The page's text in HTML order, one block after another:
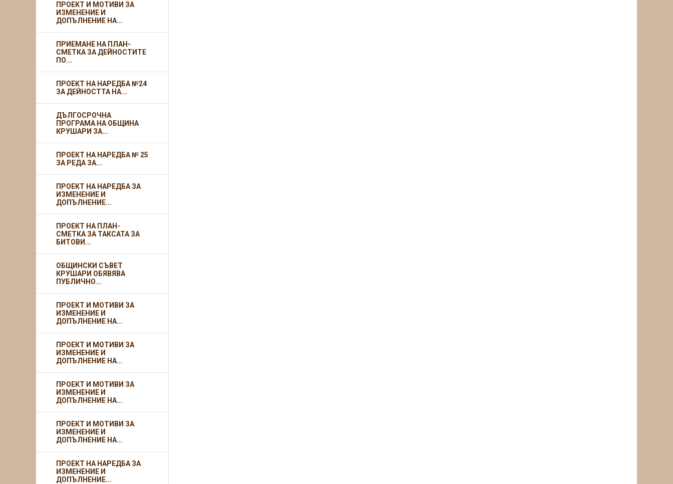
ПРОЕКТ И МОТИВИ ЗА
ИЗМЕНЕНИЕ И
ДОПЪЛНЕНИЕ НА...
ПРИЕМАНЕ НА ПЛАН-
СМЕТКА ЗА ДЕЙНОСТИТЕ
ПО...
ПРОЕКТ НА НАРЕДБА №24
ЗА ДЕЙНОСТТА НА...
ДЪЛГОСРОЧНА
ПРОГРАМА НА ОБЩИНА
КРУШАРИ ЗА...
ПРОЕКТ НА НАРЕДБА № 25
ЗА РЕДА ЗА...
ПРОЕКТ НА НАРЕДБА ЗА
ИЗМЕНЕНИЕ И
ДОПЪЛНЕНИЕ...
ПРОЕКТ НА ПЛАН-
СМЕТКА ЗА ТАКСАТА ЗА
БИТОВИ...
ОБЩИНСКИ СЪВЕТ
КРУШАРИ ОБЯВЯВА
ПУБЛИЧНО...
ПРОЕКТ И МОТИВИ ЗА
ИЗМЕНЕНИЕ И
ДОПЪЛНЕНИЕ НА...
ПРОЕКТ И МОТИВИ ЗА
ИЗМЕНЕНИЕ И
ДОПЪЛНЕНИЕ НА...
ПРОЕКТ И МОТИВИ ЗА
ИЗМЕНЕНИЕ И
ДОПЪЛНЕНИЕ НА...
ПРОЕКТ И МОТИВИ ЗА
ИЗМЕНЕНИЕ И
ДОПЪЛНЕНИЕ НА...
ПРОЕКТ НА НАРЕДБА ЗА
ИЗМЕНЕНИЕ И
ДОПЪЛНЕНИЕ...